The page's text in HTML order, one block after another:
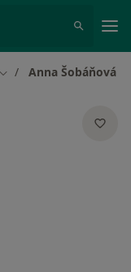
Změna města
Anna Šobáňová